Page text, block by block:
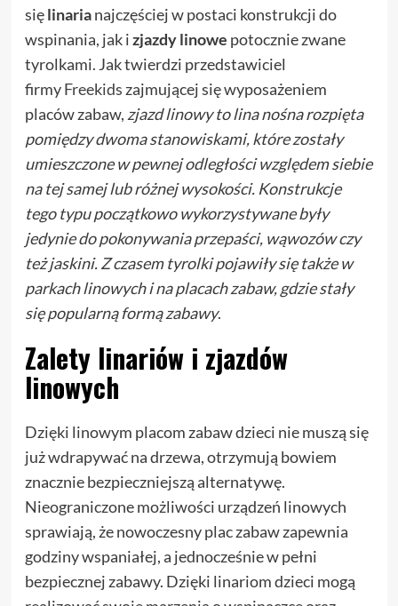
sięlinarianajczęściej w postaci konstrukcji do
wspinania, jak izjazdy linowe potocznie zwane
tyrolkami. Jak twierdzi przedstawiciel
firmyFreekids zajmującej się wyposażeniem
placów zabaw, zjazd linowy to lina nośna rozpięta
pomiędzy dwoma stanowiskami, które zostały
umieszczone w pewnej odległości względem siebie
na tej samej lub różnej wysokości. Konstrukcje
tego typu początkowo wykorzystywane były
jedynie do pokonywania przepaści, wąwozów czy
też jaskini. Z czasem tyrolki pojawiły się także w
parkach linowych i na placach zabaw, gdzie stały
się popularną formą zabawy.
Zalety linariów i zjazdów
linowych
Dzięki linowym placom zabaw dzieci nie muszą się
już wdrapywać na drzewa, otrzymują bowiem
znacznie bezpieczniejszą alternatywę.
Nieograniczone możliwości urządzeń linowych
sprawiają, że nowoczesny plac zabaw zapewnia
godziny wspaniałej, a jednocześnie w pełni
bezpiecznej zabawy. Dzięki linariom dzieci mogą